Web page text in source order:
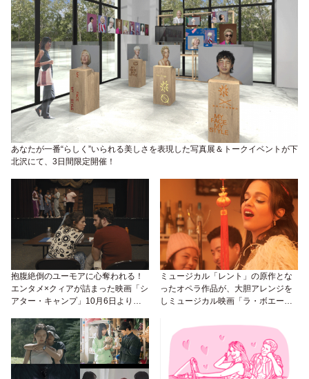
あなたが一番“らしく”いられる美しさを表現した写真展＆トークイベントが下
北沢にて、3日間限定開催！
抱腹絶倒のユーモアに心奪われる！
エンタメ×クィアが詰まった映画「シ
アター・キャンプ」10月6日より公
ミュージカル「レント」の原作とな
ったオペラ作品が、大胆アレンジを
しミュージカル映画「ラ・ボエー